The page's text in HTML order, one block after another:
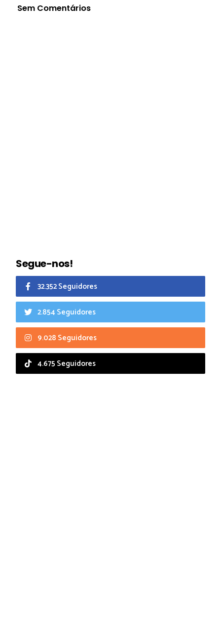
Sem Comentários
Segue-nos!
32.352 Seguidores
2.854 Seguidores
9.028 Seguidores
4.675 Seguidores